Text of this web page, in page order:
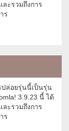
ะรวมถึงการ
ร
ปล่อยรุ่นนี้เป็นรุ่น
3.9.23 นี้ ได้
ะรวมถึงการ
ร